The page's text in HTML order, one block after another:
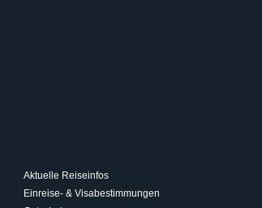
Aktuelle Reiseinfos
Einreise- & Visabestimmungen